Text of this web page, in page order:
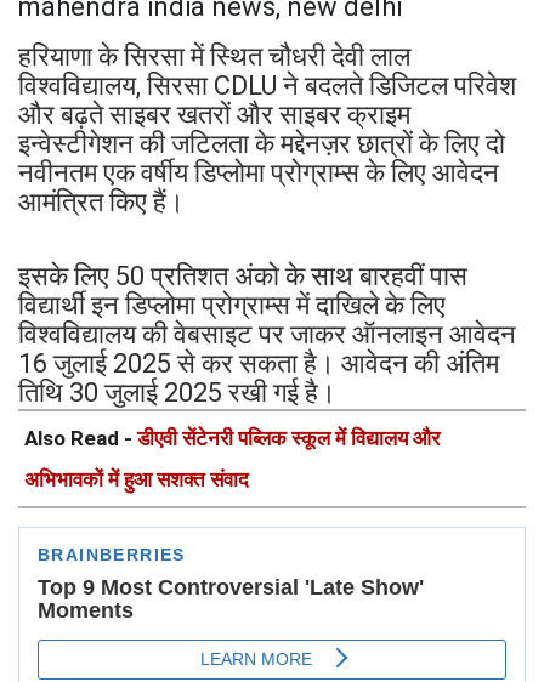
mahendra india news, new delhi
हरियाणा के सिरसा में स्थित चौधरी देवी लाल
विश्वविद्यालय, सिरसा CDLU ने बदलते डिजिटल परिवेश
और बढ़ते साइबर खतरों और साइबर क्राइम
इन्वेस्टीगेशन की जटिलता के मद्देनज़र छात्रों के लिए दो
नवीनतम एक वर्षीय डिप्लोमा प्रोग्राम्स के लिए आवेदन
आमंत्रित किए हैं।
इसके लिए 50 प्रतिशत अंको के साथ बारहवीं पास
विद्यार्थी इन डिप्लोमा प्रोग्राम्स में दाखिले के लिए
विश्वविद्यालय की वेबसाइट पर जाकर ऑनलाइन आवेदन
16 जुलाई 2025 से कर सकता है। आवेदन की अंतिम
तिथि 30 जुलाई 2025 रखी गई है।
Also Read -डीएवी सेंटेनरी पब्लिक स्कूल में विद्यालय और
अभिभावकों में हुआ सशक्त संवाद